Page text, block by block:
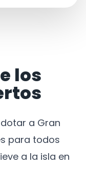
los
a Gran
para todos
a la isla en